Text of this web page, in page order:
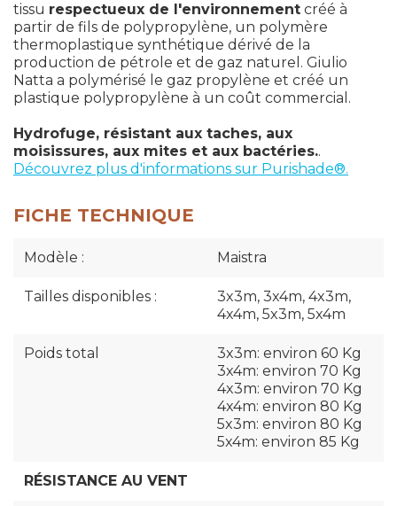
tissu respectueux de l'environnement créé à
partir de fils de polypropylène, un polymère
thermoplastique synthétique dérivé de la
production de pétrole et de gaz naturel. Giulio
Natta a polymérisé le gaz propylène et créé un
plastique polypropylène à un coût commercial.
Hydrofuge, résistant aux taches, aux
moisissures, aux mites et aux bactéries..
Découvrez plus d'informations sur Purishade®.
FICHE TECHNIQUE
Modèle : Maistra
Tailles disponibles :
3x3m, 3x4m, 4x3m,
4x4m, 5x3m, 5x4m
Poids total
3x3m: environ 60 Kg
3x4m: environ 70 Kg
4x3m: environ 70 Kg
4x4m: environ 80 Kg
5x3m: environ 80 Kg
5x4m: environ 85 Kg
RÉSISTANCE AU VENT